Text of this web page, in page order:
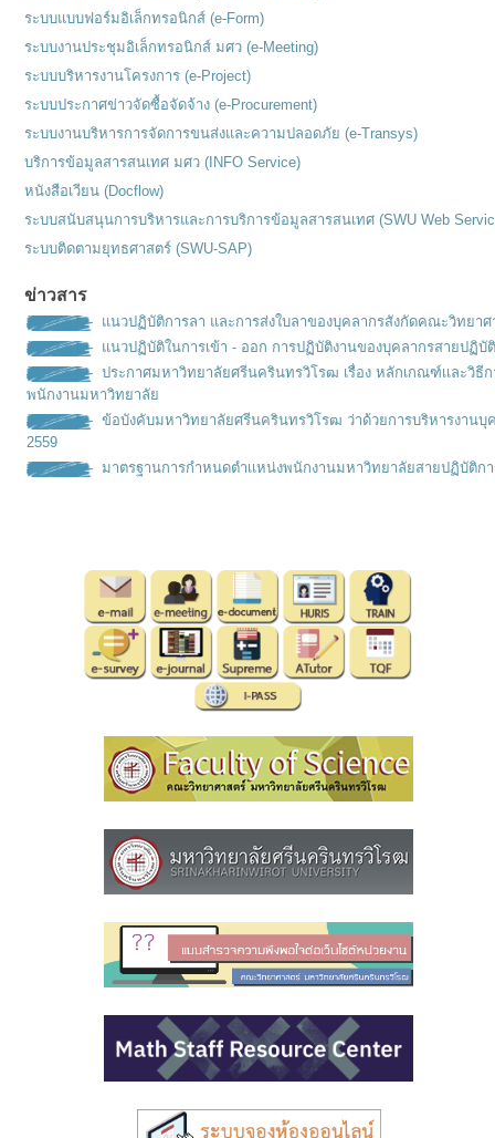
ระบบแบบฟอร์มอิเล็กทรอนิกส์ (e-Form)
ระบบงานประชุมอิเล็กทรอนิกส์ มศว (e-Meeting)
ระบบบริหารงานโครงการ (e-Project)
ระบบประกาศข่าวจัดซื้อจัดจ้าง (e-Procurement)
ระบบงานบริหารการจัดการขนส่งและความปลอดภัย (e-Transys)
บริการข้อมูลสารสนเทศ มศว (INFO Service)
หนังสือเวียน (Docflow)
ระบบสนับสนุนการบริหารและการบริการข้อมูลสารสนเทศ (SWU Web
ระบบติดตามยุทธศาสตร์ (SWU-SAP)
ข่าวสาร
แนวปฏิบัติการลา และการส่งใบลาของบุคลากรสังกัดคณะวิทยาศ
แนวปฏิบัติในการเข้า - ออก การปฏิบัติงานของบุคลากรสายปฏิบั
ประกาศมหาวิทยาลัยศรีนครินทรวิโรฒ เรื่อง หลักเกณฑ์เเละวิธี
พนักงานมหาวิทยาลัย
ข้อบังคับมหาวิทยาลัยศรีนครินทรวิโรฒ ว่าด้วยการบริหารงาน
2559
มาตรฐานการกำหนดตำเเหน่งพนักงานมหาวิทยาลัยสายปฏิบัติก